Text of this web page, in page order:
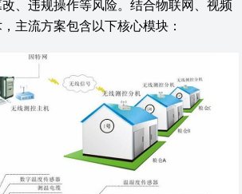
、违规操作等风险。结合物联网、视频
主流方案包含以下核心模块：